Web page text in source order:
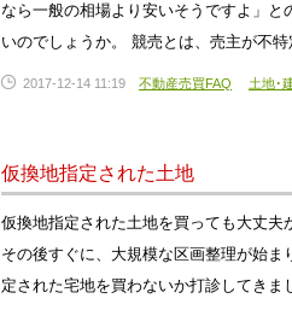
なら一般の相場より安いそうですよ」
いのでしょうか。 競売とは、売主が不
2017-12-14 11:19 不動産売買FAQ 土地･
仮換地指定された土地
仮換地指定された土地を買っても大丈
その後すぐに、大規模な区画整理が始
定された宅地を買わないか打診してき